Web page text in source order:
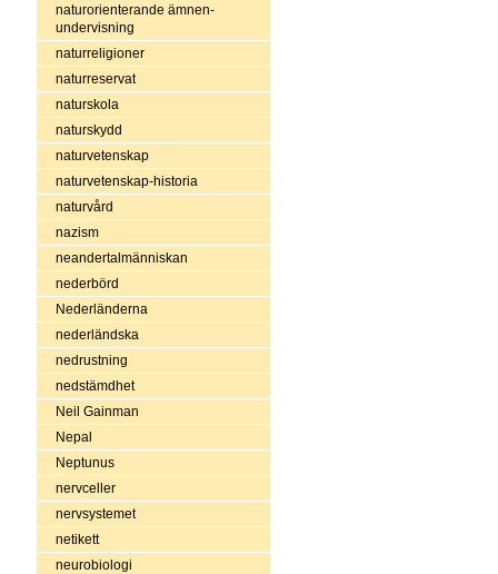
naturorienterande ämnen-
undervisning
naturreligioner
naturreservat
naturskola
naturskydd
naturvetenskap
naturvetenskap-historia
naturvård
nazism
neandertalmänniskan
nederbörd
Nederländerna
nederländska
nedrustning
nedstämdhet
Neil Gainman
Nepal
Neptunus
nervceller
nervsystemet
netikett
neurobiologi